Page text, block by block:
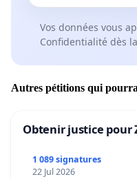
Vos données vous
Confidentialité dès
Autres pétitions qui
Obtenir justice pour
1 089 signatures
22 Jul 2026